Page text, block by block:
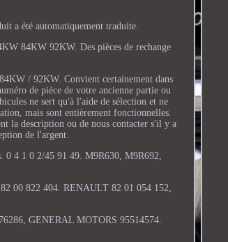
a été automatiquement traduite.
84KW 92KW. Des pièces de rechange
/ 92KW. Convient certainement dans
de pièce de votre ancienne partie ou
ne sert qu'à l'aide de sélection et ne
mais sont entièrement fonctionnelles.
la description ou de nous contacter s'il y a
de l'argent.
0 4 1 0 2/45 91 49. M9R630, M9R692,
00 822 404. RENAULT 82 01 054 152,
GENERAL MOTORS 95514574.